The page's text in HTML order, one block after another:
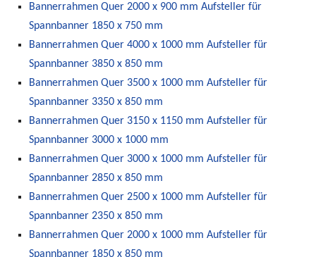
Bannerrahmen Quer 2000 x 900 mm Aufsteller für
Spannbanner 1850 x 750 mm
Bannerrahmen Quer 4000 x 1000 mm Aufsteller für
Spannbanner 3850 x 850 mm
Bannerrahmen Quer 3500 x 1000 mm Aufsteller für
Spannbanner 3350 x 850 mm
Bannerrahmen Quer 3150 x 1150 mm Aufsteller für
Spannbanner 3000 x 1000 mm
Bannerrahmen Quer 3000 x 1000 mm Aufsteller für
Spannbanner 2850 x 850 mm
Bannerrahmen Quer 2500 x 1000 mm Aufsteller für
Spannbanner 2350 x 850 mm
Bannerrahmen Quer 2000 x 1000 mm Aufsteller für
Spannbanner 1850 x 850 mm